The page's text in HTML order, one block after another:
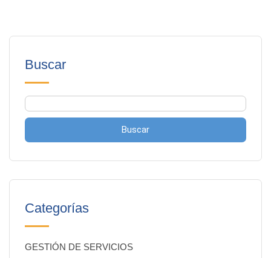
Buscar
Buscar
Categorías
GESTIÓN DE SERVICIOS